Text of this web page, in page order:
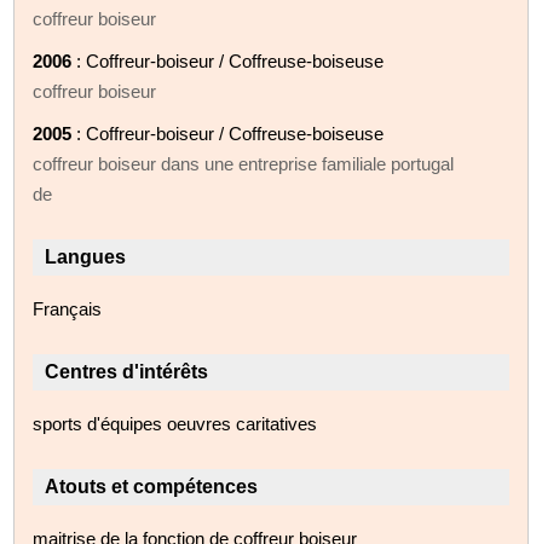
coffreur boiseur
2006 : Coffreur-boiseur / Coffreuse-boiseuse
coffreur boiseur
2005 : Coffreur-boiseur / Coffreuse-boiseuse
coffreur boiseur dans une entreprise familiale portugal
de
Langues
Français
Centres d'intérêts
sports d'équipes oeuvres caritatives
Atouts et compétences
maitrise de la fonction de coffreur boiseur